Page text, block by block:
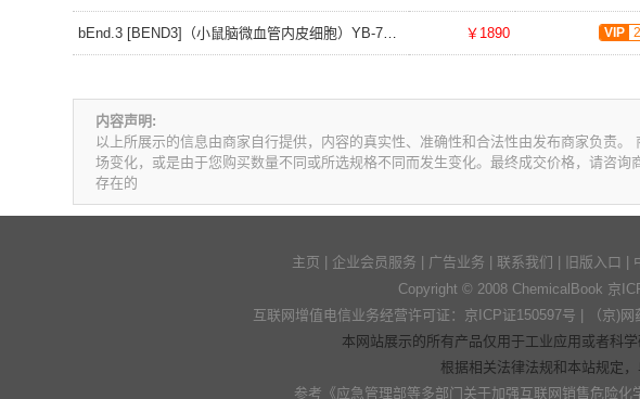
bEnd.3 [BEND3]（小鼠脑微血管内皮细胞）YB-72598MC ￥1890 VIP
内容声明:
以上所展示的信息由商家自行提供，内容的真实性、准确性和合法性由发布商家负责
场变化，或是由于您购买数量不同或所选规格不同而发生变化。最终成交价格，请咨
存在的
主页 企业会员服务 广告业务 联系我们 旧版入口
Copyright © 2008 ChemicalBook 京
互联网增值电信业务经营许可证：京ICP证150597号 | （京)网
本网站展示的所有产品仅用于工业应用或者科
根据相关法律法规和本站规定
参考 《应急管理部等多部门关于加强互联网销售危险化